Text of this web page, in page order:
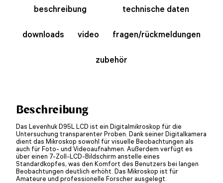
beschreibung technische daten
downloads video fragen/rückmeldungen
zubehör
Beschreibung
Das Levenhuk D95L LCD ist ein Digitalmikroskop für die
Untersuchung transparenter Proben. Dank seiner Digitalkamera
dient das Mikroskop sowohl für visuelle Beobachtungen als
auch für Foto- und Videoaufnahmen. Außerdem verfügt es
über einen 7-Zoll-LCD-Bildschirm anstelle eines
Standardkopfes, was den Komfort des Benutzers bei langen
Beobachtungen deutlich erhöht. Das Mikroskop ist für
Amateure und professionelle Forscher ausgelegt.